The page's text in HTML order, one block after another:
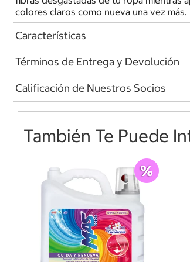
colores claros como nueva una vez más.
Características
Términos de Entrega y Devolución
Calificación de Nuestros Socios
También Te Puede